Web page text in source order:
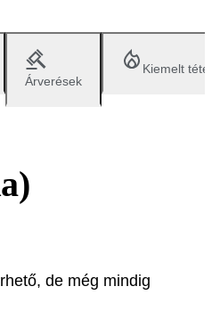
Árverések
Kiemelt
de még mindig